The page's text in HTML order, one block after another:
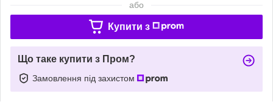
або
Купити з
Що таке купити з Пром?
Замовлення під захистом